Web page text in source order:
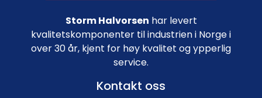
Storm Halvorsen har levert
kvalitetskomponenter til industrien i Norge i
over 30 år, kjent for høy kvalitet og ypperlig
service.
Kontakt oss